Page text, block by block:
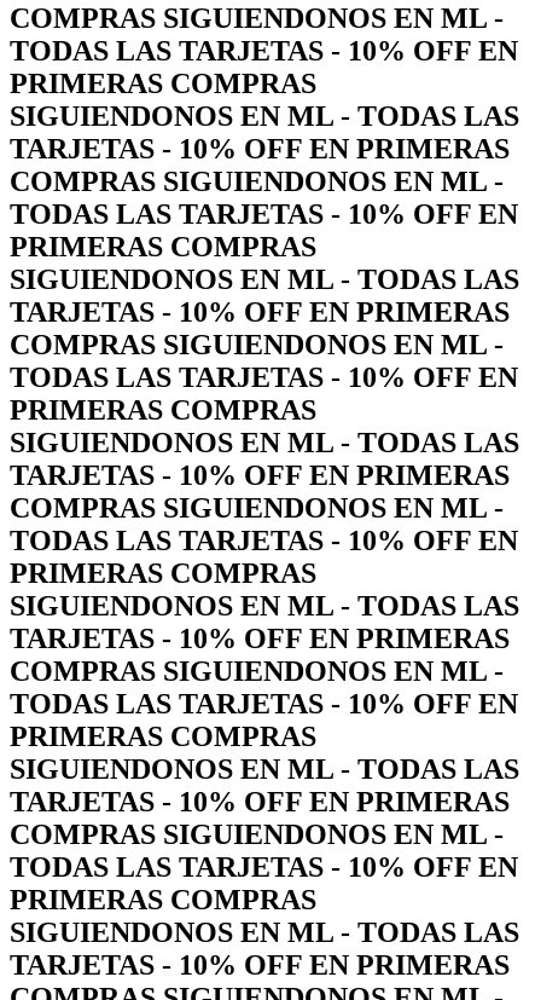
COMPRAS SIGUIENDONOS EN ML -
TODAS LAS TARJETAS - 10% OFF EN
PRIMERAS COMPRAS
SIGUIENDONOS EN ML - TODAS LAS
TARJETAS - 10% OFF EN PRIMERAS
COMPRAS SIGUIENDONOS EN ML -
TODAS LAS TARJETAS - 10% OFF EN
PRIMERAS COMPRAS
SIGUIENDONOS EN ML - TODAS LAS
TARJETAS - 10% OFF EN PRIMERAS
COMPRAS SIGUIENDONOS EN ML -
TODAS LAS TARJETAS - 10% OFF EN
PRIMERAS COMPRAS
SIGUIENDONOS EN ML - TODAS LAS
TARJETAS - 10% OFF EN PRIMERAS
COMPRAS SIGUIENDONOS EN ML -
TODAS LAS TARJETAS - 10% OFF EN
PRIMERAS COMPRAS
SIGUIENDONOS EN ML - TODAS LAS
TARJETAS - 10% OFF EN PRIMERAS
COMPRAS SIGUIENDONOS EN ML -
TODAS LAS TARJETAS - 10% OFF EN
PRIMERAS COMPRAS
SIGUIENDONOS EN ML - TODAS LAS
TARJETAS - 10% OFF EN PRIMERAS
COMPRAS SIGUIENDONOS EN ML -
TODAS LAS TARJETAS - 10% OFF EN
PRIMERAS COMPRAS
SIGUIENDONOS EN ML - TODAS LAS
TARJETAS - 10% OFF EN PRIMERAS